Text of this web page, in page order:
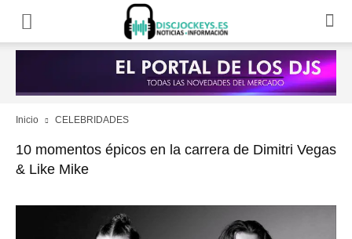
Inicio CELEBRIDADES
10 momentos épicos en la carrera de Dimitri Vegas
& Like Mike